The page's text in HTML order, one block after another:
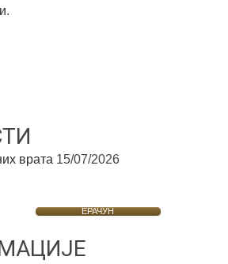
.
врата 15/07/2026
ЕРАЧУН